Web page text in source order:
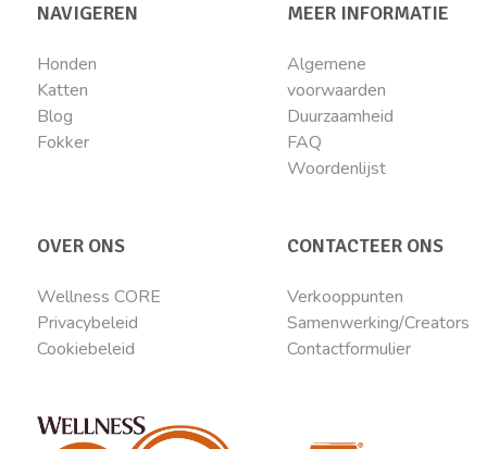
NAVIGEREN
Honden
Katten
Blog
Fokker
MEER INFORMATIE
Algemene
voorwaarden
Duurzaamheid
FAQ
Woordenlijst
OVER ONS
Wellness CORE
Privacybeleid
Cookiebeleid
CONTACTEER ONS
Verkooppunten
Samenwerking/Creators
Contactformulier